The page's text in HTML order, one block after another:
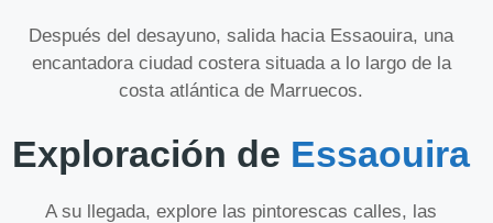
Después del desayuno, salida hacia Essaouira, una
encantadora ciudad costera situada a lo largo de la
costa atlántica de Marruecos.
Exploración de Essaouira
A su llegada, explore las pintorescas calles, las